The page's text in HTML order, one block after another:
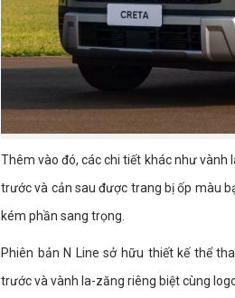
Thêm vào đó, các chi tiết khác như vành
trước và cản sau được trang bị ốp màu
kém phần sang trọng.
Phiên bản N Line sở hữu thiết kế thể
trước và vành la-zăng riêng biệt cùng